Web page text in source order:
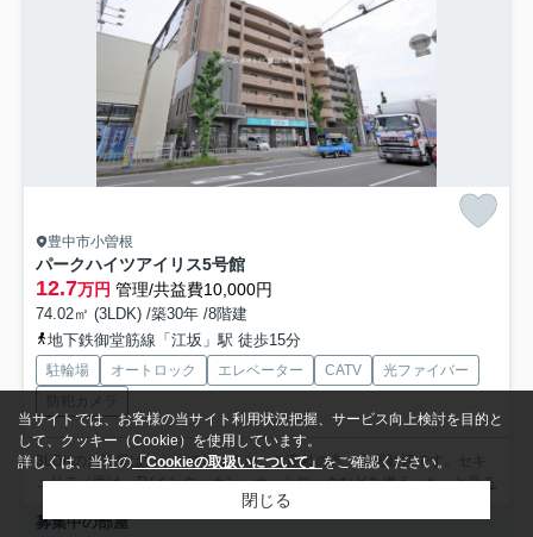
豊中市小曽根
パークハイツアイリス5号館
12.7万円 管理/共益費10,000円
74.02㎡ (3LDK) /築30年 /8階建
地下鉄御堂筋線「江坂」駅 徒歩15分
駐輪場 オートロック エレベーター CATV
光ファイバー
防犯カメラ
3LDKのお部屋はいかがでしょうか。ご高齢の方、入居歓迎です。セキ
ュリティ面は、TVインターホン・オートロックなどを備え...もっと見る
募集中の部屋
当サイトでは、お客様の当サイト利用状況把握、サービス向上検討を目的と
して、クッキー（Cookie）を使用しています。
詳しくは、当社の 「Cookieの取扱いについて」 をご確認ください。
閉じる